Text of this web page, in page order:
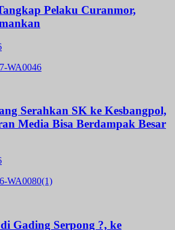
Pelaku Curanmor,
Serahkan SK ke Kesbangpol,
Media Bisa Berdampak Besar
Gading Serpong ?, ke